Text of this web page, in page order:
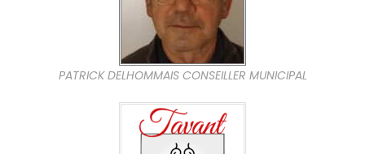
PATRICK DELHOMMAIS CONSEILLER MUNICIPAL